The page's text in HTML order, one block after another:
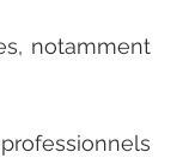
notamment